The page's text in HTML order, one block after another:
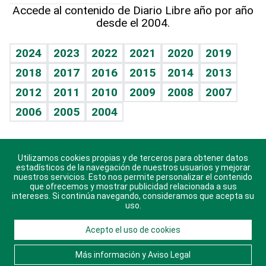
Vida y familia
Eñe
Celebrando la vida
Sin complejos
En pocas palabras
Escuchando al corazón
Economía Personal
TBT Deportivo
Guía del dinero
Cumpleaños
Horóscopos
Crucigramas
Accede al contenido de Diario Libre año por año
desde el 2004.
2024 2023 2022 2021 2020
2019
2018
2017 2016 2015 2014
2013
2012
2011 2010 2009 2008
2007
2006
2005 2004
Descarga nuestras aplicaciones para Android, iOS y
sistema Huawei.
© 2021 Diario Libre, todos los derechos reservados.
Consulta elAviso Legal. Ponte en Contacto
Utilizamos cookies propias y de terceros para obtener datos
estadísticos de la navegación de nuestros usuarios y mejorar
nuestros servicios. Esto nos permite personalizar el contenido
que ofrecemos y mostrar publicidad relacionada a sus
intereses. Si continúa navegando, consideramos que acepta su
uso.
Acepto el uso de cookies
Más información y Aviso Legal